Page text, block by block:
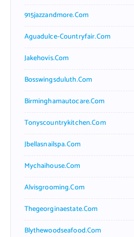
915jazzandmore.com
Aguadulce-Countryfair.com
Jakehovis.com
Bosswingsduluth.com
Birminghamautocare.com
Tonyscountrykitchen.com
Jbellasnailspa.com
Mychaihouse.com
Alvisgrooming.com
Thegeorginaestate.com
Blythewoodseafood.com